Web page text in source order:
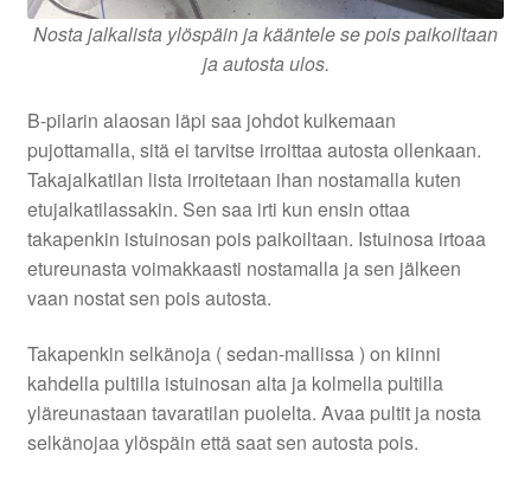
Nosta jalkalista ylöspäin ja kääntele se pois paikoiltaan
ja autosta ulos.
B-pilarin alaosan läpi saa johdot kulkemaan
pujottamalla, sitä ei tarvitse irroittaa autosta ollenkaan.
Takajalkatilan lista irroitetaan ihan nostamalla kuten
etujalkatilassakin. Sen saa irti kun ensin ottaa
takapenkin istuinosan pois paikoiltaan. Istuinosa irtoaa
etureunasta voimakkaasti nostamalla ja sen jälkeen
vaan nostat sen pois autosta.
Takapenkin selkänoja ( sedan-mallissa ) on kiinni
kahdella pultilla istuinosan alta ja kolmella pultilla
yläreunastaan tavaratilan puolelta. Avaa pultit ja nosta
selkänojaa ylöspäin että saat sen autosta pois.